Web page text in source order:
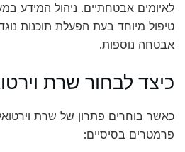
לאיומים אבטחתיים. ניהול המידע
טיפול מיוחד בעת הפעלת תוכנות
אבטחה נוספות.
כיצד לבחור שרת
כאשר בוחרים פתרון של שרת
פרמטרים בסיסיים: